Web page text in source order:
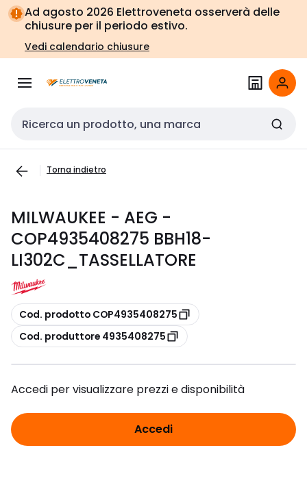
Vai alla
navigazione
Vai
alla
pagina
Ad agosto 2026 Elettroveneta osserverà delle
chiusure per il periodo estivo.
Vedi calendario chiusure
Cerca input
Torna indietro
MILWAUKEE - AEG -
COP4935408275 BBH18-
LI302C_TASSELLATORE
copia
Cod. prodotto COP4935408275
copia
Cod. produttore 4935408275
Accedi per visualizzare prezzi e disponibilità
Accedi